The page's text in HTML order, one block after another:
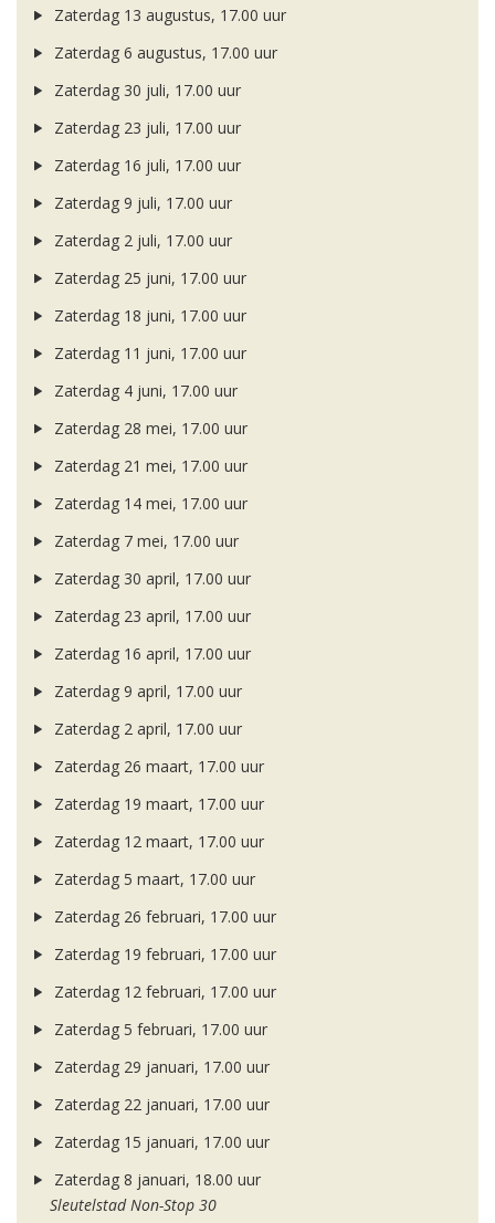
Zaterdag 13 augustus, 17.00 uur
Zaterdag 6 augustus, 17.00 uur
Zaterdag 30 juli, 17.00 uur
Zaterdag 23 juli, 17.00 uur
Zaterdag 16 juli, 17.00 uur
Zaterdag 9 juli, 17.00 uur
Zaterdag 2 juli, 17.00 uur
Zaterdag 25 juni, 17.00 uur
Zaterdag 18 juni, 17.00 uur
Zaterdag 11 juni, 17.00 uur
Zaterdag 4 juni, 17.00 uur
Zaterdag 28 mei, 17.00 uur
Zaterdag 21 mei, 17.00 uur
Zaterdag 14 mei, 17.00 uur
Zaterdag 7 mei, 17.00 uur
Zaterdag 30 april, 17.00 uur
Zaterdag 23 april, 17.00 uur
Zaterdag 16 april, 17.00 uur
Zaterdag 9 april, 17.00 uur
Zaterdag 2 april, 17.00 uur
Zaterdag 26 maart, 17.00 uur
Zaterdag 19 maart, 17.00 uur
Zaterdag 12 maart, 17.00 uur
Zaterdag 5 maart, 17.00 uur
Zaterdag 26 februari, 17.00 uur
Zaterdag 19 februari, 17.00 uur
Zaterdag 12 februari, 17.00 uur
Zaterdag 5 februari, 17.00 uur
Zaterdag 29 januari, 17.00 uur
Zaterdag 22 januari, 17.00 uur
Zaterdag 15 januari, 17.00 uur
Zaterdag 8 januari, 18.00 uur
Sleutelstad Non-Stop 30